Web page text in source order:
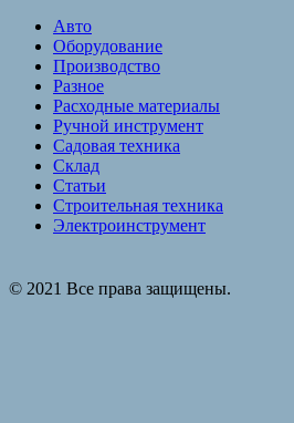
Авто
Оборудование
Производство
Разное
Расходные материалы
Ручной инструмент
Садовая техника
Склад
Статьи
Строительная техника
Электроинструмент
© 2021 Все права защищены.